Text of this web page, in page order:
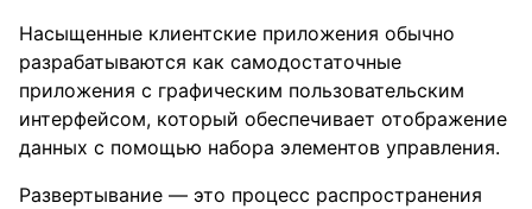
Насыщенные клиентские приложения обычно
разрабатываются как самодостаточные
приложения с графическим пользовательским
интерфейсом, который обеспечивает отображение
данных с помощью набора элементов управления.
Развертывание — это процесс распространения